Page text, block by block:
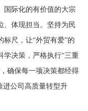
国际化的有价值的大宗
、体现担当。坚持为民
尺，让“外贸有爱”的
学决策，严格执行“三重
确保每一项决策都经得
进公司高质量转型升